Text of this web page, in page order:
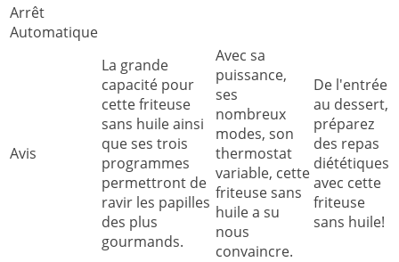
Arrêt
Automatique
Avis
La grande
capacité pour
cette friteuse
sans huile ainsi
que ses trois
programmes
permettront de
ravir les papilles
des plus
gourmands.
Avec sa
puissance,
ses
nombreux
modes, son
thermostat
variable, cette
friteuse sans
huile a su
nous
convaincre.
De l'entrée
au dessert,
préparez
des repas
diététiques
avec cette
friteuse
sans huile!